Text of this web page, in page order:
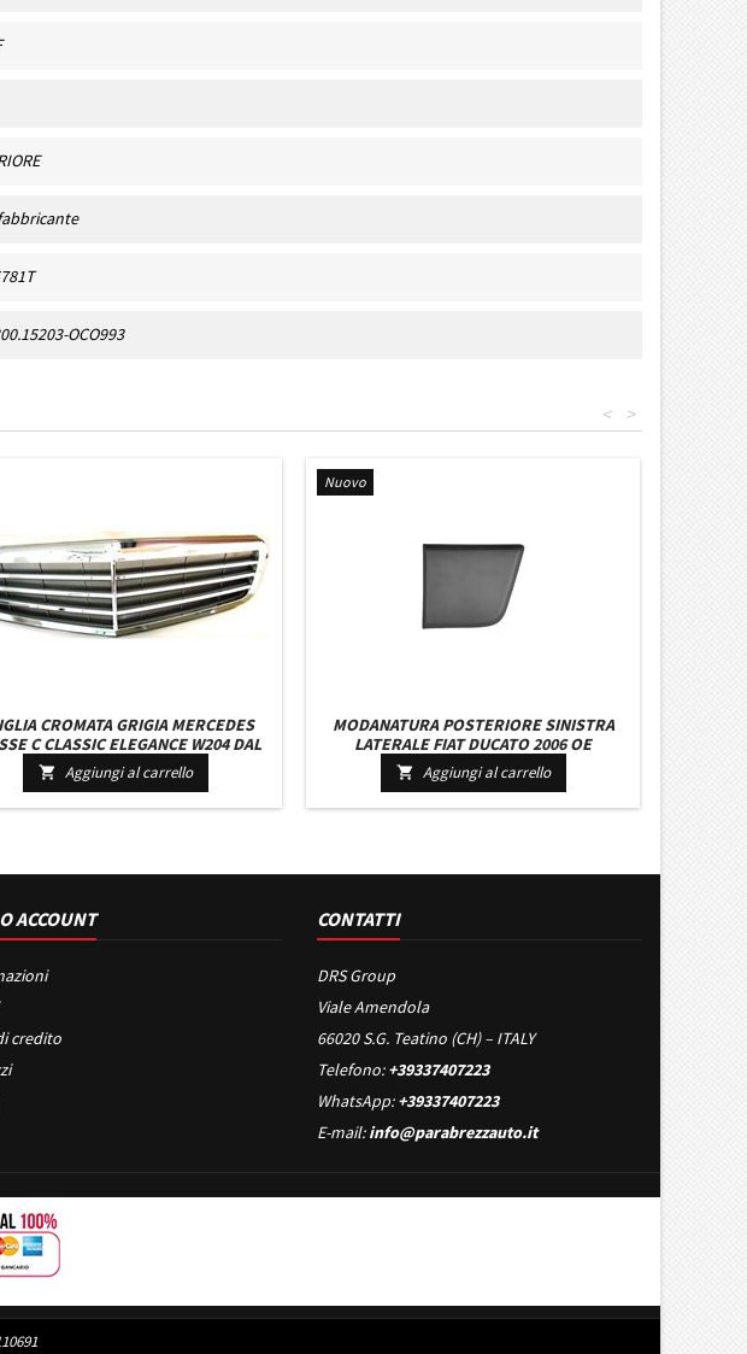
OCO993
>
<
CROMATA GRIGIA MERCEDES
C CLASSIC ELEGANCE W204 DAL
2007 IN POI
 Aggiungi al carrello
Nuovo
MODANATURA POSTERIORE SINISTRA
LATERALE FIAT DUCATO 2006 OE
735422847 - 8547X0 GRIGIA PASSO MEDIO
CON CLIP DI MONTAGGIO
 Aggiungi al carrello
ACCOUNT
credito
CONTATTI
DRS Group
Viale Amendola
66020 S.G. Teatino (CH) – ITALY
Telefono:+39337407223
WhatsApp:+39337407223
E-mail:info@parabrezzauto.it